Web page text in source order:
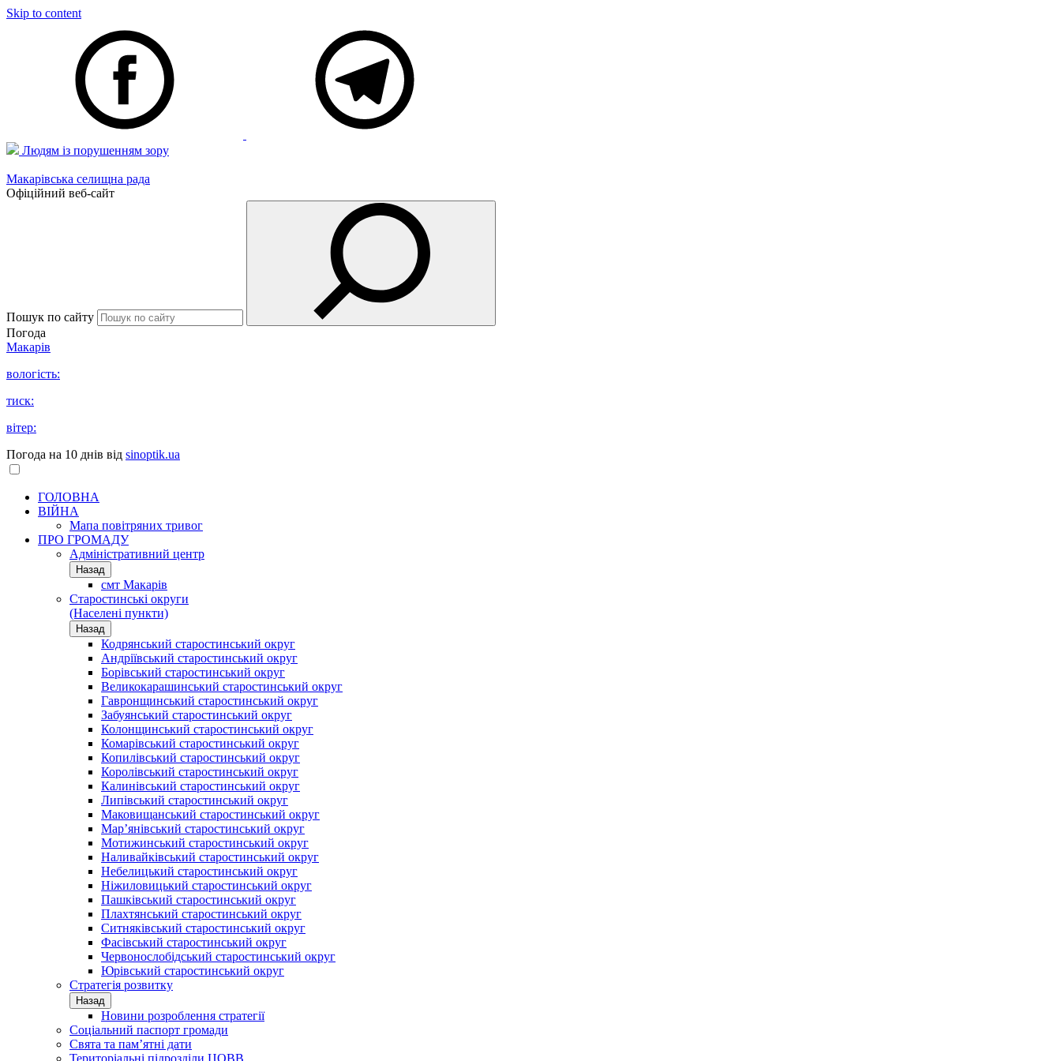
Skip to content
Людям із порушенням зору
Макарівська селищна рада
Офіційний веб-сайт
Пошук по сайту
Погода
Макарів
вологість:
тиск:
вітер:
Погода на 10 днів від sinoptik.ua
ГОЛОВНА
ВІЙНА
Мапа повітряних тривог
ПРО ГРОМАДУ
Aдміністративний центр
Назад
смт Макарів
Старостинські округи
(Населені пункти)
Назад
Кодрянський старостинський округ
Андріївський старостинський округ
Борівський старостинський округ
Великокарашинський старостинський округ
Гавронщинський старостинський округ
Забуянський старостинський округ
Колонщинський старостинський округ
Комарівський старостинський округ
Копилівський старостинський округ
Королівський старостинський округ
Калинівський старостинський округ
Липівський старостинський округ
Маковищанський старостинський округ
Мар’янівський старостинський округ
Мотижинський старостинський округ
Наливайківський старостинський округ
Небелицький старостинський округ
Ніжиловицький старостинський округ
Пашківський старостинський округ
Плахтянський старостинський округ
Ситняківський старостинський округ
Фасівський старостинський округ
Червонослобідський старостинський округ
Юрівський старостинський округ
Стратегія розвитку
Назад
Новини розроблення стратегії
Соціальний паспорт громади
Свята та пам’ятні дати
Територіальні підрозділи ЦОВВ